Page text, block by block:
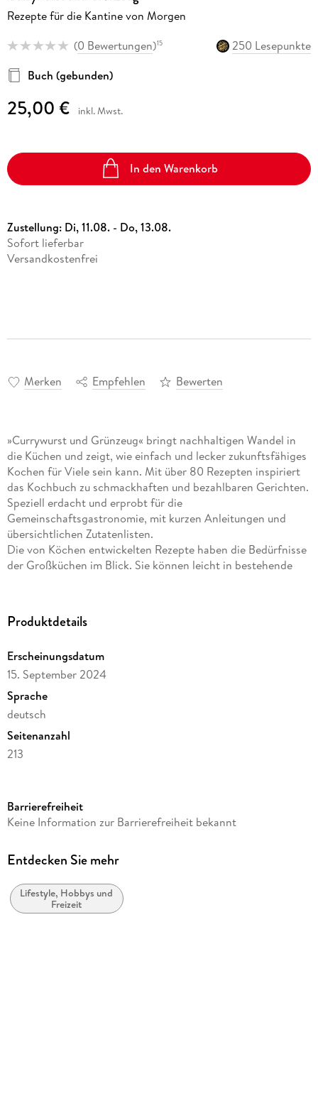
Rezepte für die Kantine von Morgen
(0 Bewertungen)15
250 Lesepunkte
Buch (gebunden)
25,00 € inkl. Mwst.
In den Warenkorb
Zustellung: Di, 11.08. - Do, 13.08.
Sofort lieferbar
Versandkostenfrei
Merken Empfehlen Bewerten
»Currywurst und Grünzeug« bringt nachhaltigen Wandel in
die Küchen und zeigt, wie einfach und lecker zukunftsfähiges
Kochen für Viele sein kann. Mit über 80 Rezepten inspiriert
das Kochbuch zu schmackhaften und bezahlbaren Gerichten.
Speziell erdacht und erprobt für die
Gemeinschaftsgastronomie, mit kurzen Anleitungen und
übersichtlichen Zutatenlisten.
Die von Köchen entwickelten Rezepte haben die Bedürfnisse
der Großküchen im Blick. Sie können leicht in bestehende
die Teller und liefern neue Ideen für Catering und
Planet für die Kantine von Morgen.
Produktdetails
Erscheinungsdatum
15. September 2024
Sprache
deutsch
Seitenanzahl
213
Verlag/Hersteller
Produktart
Gewicht
886 g
Barrierefreiheit
Keine Information zur Barrierefreiheit bekannt
Entdecken Sie mehr
Lifestyle, Hobbys und
Freizeit